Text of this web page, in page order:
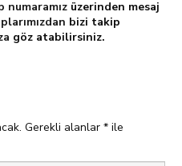
üzerinden mesaj
bizi takip
göz atabilirsiniz.
Gerekli alanlar * ile